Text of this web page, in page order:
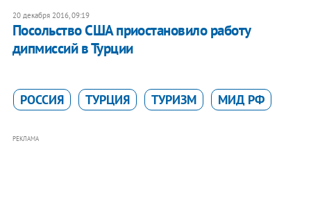
20 декабря 2016, 09:19
Посольство США приостановило работу
дипмиссий в Турции
РОССИЯ ТУРЦИЯ ТУРИЗМ МИД РФ
РЕКЛАМА